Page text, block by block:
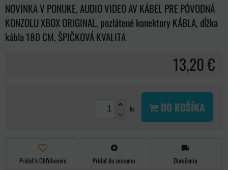
NOVINKA V PONUKE, AUDIO VIDEO AV KÁBEL PRE PÓVODNÁ
KONZOLU XBOX ORIGINAL, pozlátené konektory KÁBLA, dĺžka
kábla 180 CM, ŠPIČKOVÁ KVALITA
13,20 €
ks DO KOŠÍKA
Pridať k Obľúbeným Pridať do zoznamu Doručenia